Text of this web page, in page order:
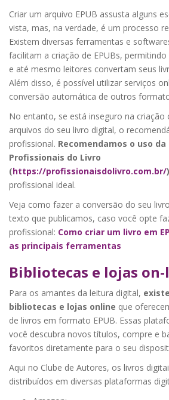
Criar um arquivo EPUB assusta alguns
vista, mas, na verdade, é um processo
Existem diversas ferramentas e
facilitam a criação de EPUBs,
e até mesmo leitores convertam seus
Além disso, é possível utilizar serviços
conversão automática de outros
No entanto, se está inseguro na criação
arquivos do seu livro digital, o
profissional. Recomendamos o uso
Profissionais do Livro
(https://profissionaisdolivro.com.br/)
profissional ideal.
Veja como fazer a conversão do seu
texto que publicamos, caso você opte
profissional: Como criar um livro em
as principais ferramentas
Bibliotecas e lojas on-
Para os amantes da leitura digital,
bibliotecas e lojas online que
de livros em formato EPUB. Essas
você descubra novos títulos, compre e
favoritos diretamente para o seu
Aqui no Clube de Autores, os livros
distribuídos em diversas plataformas